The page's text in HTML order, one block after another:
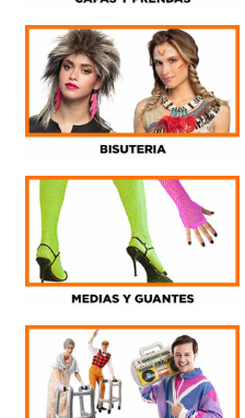
HORARIO DE TIENDA
GUÍA DE TALLAS
MI CUENTA